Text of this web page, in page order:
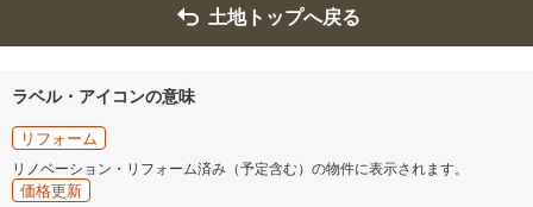
土地トップへ戻る
ラベル・アイコンの意味
リフォーム
リノベーション・リフォーム済み（予定含む）の物件に表示されます。
価格更新